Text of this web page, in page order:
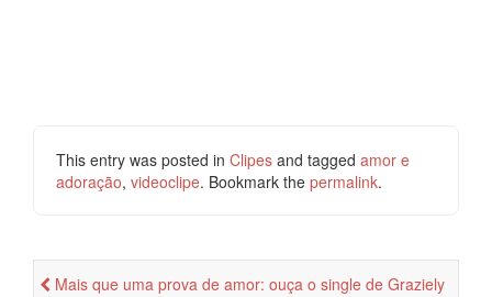
This entry was posted in Clipes and tagged amor e
adoração, videoclipe. Bookmark the permalink.
Mais que uma prova de amor: ouça o single de Graziely